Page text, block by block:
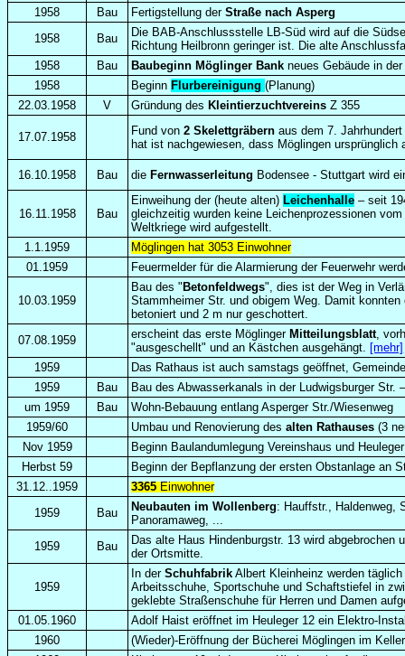
1958
Bau Fertigstellung derStraße nach Asperg
1958
Bau
Die BAB-Anschlussstelle LB-Süd wird auf die
Richtung Heilbronn geringer ist. Die alte
1958
Bau Baubeginn Möglinger Bank neues Gebäude in
1958
Beginn Flurbereinigung(Planung)
22.03.1958
V Gründung des Kleintierzuchtvereins Z 355
17.07.1958 Fund von2 Skelettgräbern aus dem 7.
hat ist nachgewiesen, dass Möglingen
16.10.1958 Bau die Fernwasserleitung Bodensee - Stuttgart wird
16.11.1958 Bau
Einweihung der (heute alten) Leichenhalle – seit
gleichzeitig wurden keine Leichenprozessionen
Weltkriege wird aufgestellt.
1.1.1959
Möglingen hat 3053 Einwohner
01.1959
Feuermelder für die Alarmierung der Feuerwehr
10.03.1959
Bau des " Betonfeldwegs", dies ist der Weg in
Stammheimer Str. und obigem Weg. Damit
betoniert und 2 m nur geschottert.
07.08.1959
erscheint das erste Möglinger Mitteilungsblatt,
"ausgeschellt" und an Kästchen ausgehängt. [mehr]
1959
Das Rathaus ist auch samstags geöffnet,
1959
Bau
Bau des Abwasserkanals in der Ludwigsburger
um 1959
Bau
Wohn-Bebauung entlang Asperger Str./Wiesenweg
1959/60
Umbau und Renovierung desalten Rathauses (3
Nov 1959
Beginn Baulandumlegung Vereinshaus und Heuleger
Herbst 59
Beginn der Bepflanzung der ersten Obstanlage an
31.12..1959
3365 Einwohner
1959
Bau Neubauten im Wollenberg: Hauffstr., Haldenweg,
Panoramaweg, ...
1959
Bau
Das alte Haus Hindenburgstr. 13 wird
der Ortsmitte.
1959
In derSchuhfabrik Albert Kleinheinz werden
Arbeitsschuhe, Sportschuhe und Schaftstiefel in
geklebte Straßenschuhe für Herren und Damen
01.05.1960
Adolf Haist eröffnet im Heuleger 12 ein Elektro-
1960
(Wieder)-Eröffnung der Bücherei Möglingen im